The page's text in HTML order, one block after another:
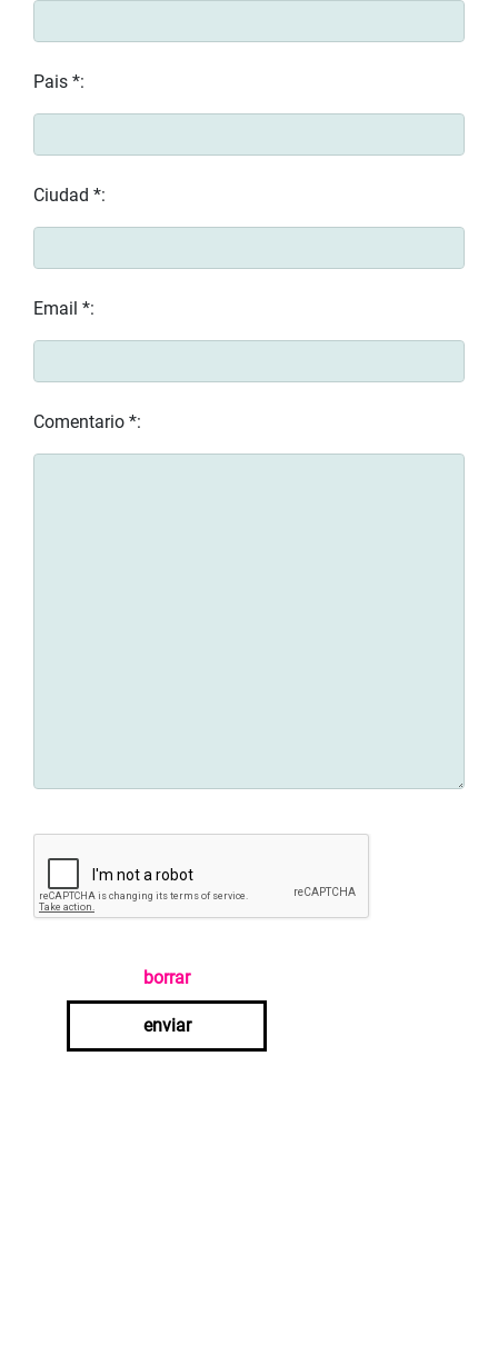
Pais *:
Ciudad *:
Email *:
Comentario *:
borrar
enviar